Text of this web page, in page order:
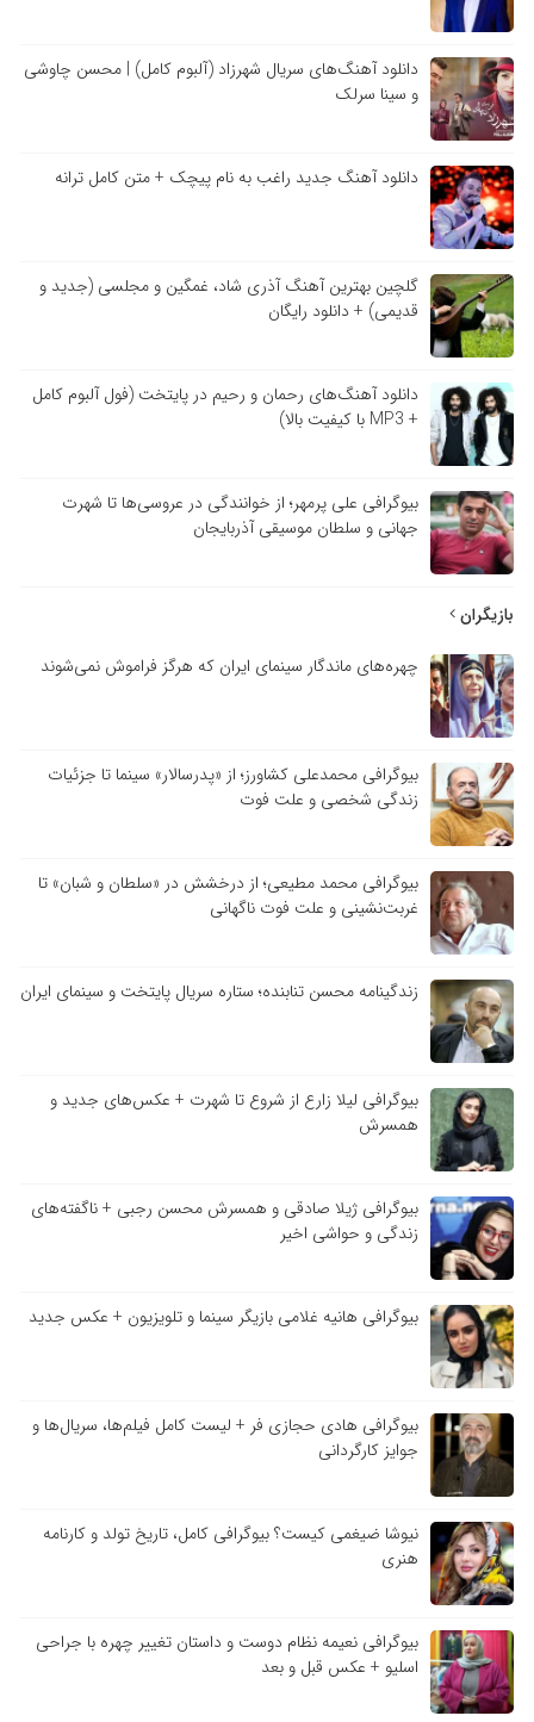
دانلود آهنگ‌های سریال شهرزاد (آلبوم کامل) | محسن چاوشی
و سینا سرلک
دانلود آهنگ جدید راغب به نام پیچک + متن کامل ترانه
گلچین بهترین آهنگ آذری شاد، غمگین و مجلسی (جدید و
قدیمی) + دانلود رایگان
دانلود آهنگ‌های رحمان و رحیم در پایتخت (فول آلبوم کامل
+ MP3 با کیفیت بالا)
بیوگرافی علی پرمهر؛ از خوانندگی در عروسی‌ها تا شهرت
جهانی و سلطان موسیقی آذربایجان
بازیگران
چهره‌های ماندگار سینمای ایران که هرگز فراموش نمی‌شوند
بیوگرافی محمدعلی کشاورز؛ از «پدرسالار» سینما تا جزئیات
زندگی شخصی و علت فوت
بیوگرافی محمد مطیعی؛ از درخشش در «سلطان و شبان» تا
غربت‌نشینی و علت فوت ناگهانی
زندگینامه محسن تنابنده؛ ستاره سریال پایتخت و سینمای ایران
بیوگرافی لیلا زارع از شروع تا شهرت + عکس‌های جدید و
همسرش
بیوگرافی ژیلا صادقی و همسرش محسن رجبی + ناگفته‌های
زندگی و حواشی اخیر
بیوگرافی هانیه غلامی بازیگر سینما و تلویزیون + عکس جدید
بیوگرافی هادی حجازی فر + لیست کامل فیلم‌ها، سریال‌ها و
جوایز کارگردانی
نیوشا ضیغمی کیست؟ بیوگرافی کامل، تاریخ تولد و کارنامه
هنری
بیوگرافی نعیمه نظام دوست و داستان تغییر چهره با جراحی
اسلیو + عکس قبل و بعد